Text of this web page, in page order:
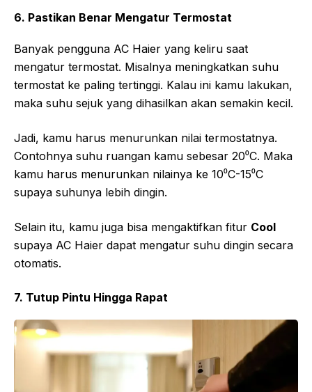
6. Pastikan Benar Mengatur Termostat
Banyak pengguna AC Haier yang keliru saat
mengatur termostat. Misalnya meningkatkan suhu
termostat ke paling tertinggi. Kalau ini kamu lakukan,
maka suhu sejuk yang dihasilkan akan semakin kecil.
Jadi, kamu harus menurunkan nilai termostatnya.
Contohnya suhu ruangan kamu sebesar 20⁰C. Maka
kamu harus menurunkan nilainya ke 10⁰C-15⁰C
supaya suhunya lebih dingin.
Selain itu, kamu juga bisa mengaktifkan fitur Cool
supaya AC Haier dapat mengatur suhu dingin secara
otomatis.
7. Tutup Pintu Hingga Rapat